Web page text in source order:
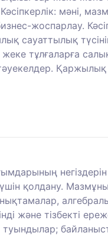
мәні,
бизнес-жоспарлау.
сауаттылық
тұлғаларға
Қаржылық
қолдану.
және тізбекті